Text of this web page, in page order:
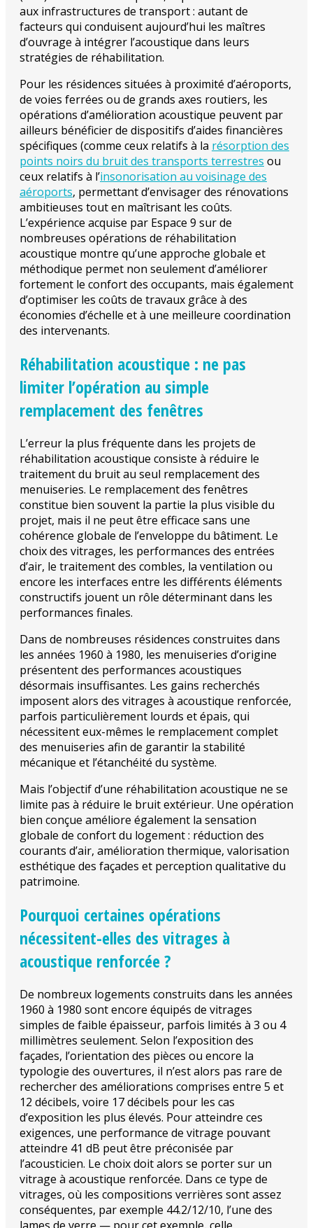
aux infrastructures de transport : autant de
facteurs qui conduisent aujourd’hui les maîtres
d’ouvrage à intégrer l’acoustique dans leurs
stratégies de réhabilitation.
Pour les résidences situées à proximité d’aéroports,
de voies ferrées ou de grands axes routiers, les
opérations d’amélioration acoustique peuvent par
ailleurs bénéficier de dispositifs d’aides financières
spécifiques (comme ceux relatifs à la résorption des
points noirs du bruit des transports terrestres ou
ceux relatifs à l’insonorisation au voisinage des
aéroports, permettant d’envisager des rénovations
ambitieuses tout en maîtrisant les coûts.
L’expérience acquise par Espace 9 sur de
nombreuses opérations de réhabilitation
acoustique montre qu’une approche globale et
méthodique permet non seulement d’améliorer
fortement le confort des occupants, mais également
d’optimiser les coûts de travaux grâce à des
économies d’échelle et à une meilleure coordination
des intervenants.
Réhabilitation acoustique : ne pas
limiter l’opération au simple
remplacement des fenêtres
L’erreur la plus fréquente dans les projets de
réhabilitation acoustique consiste à réduire le
traitement du bruit au seul remplacement des
menuiseries. Le remplacement des fenêtres
constitue bien souvent la partie la plus visible du
projet, mais il ne peut être efficace sans une
cohérence globale de l’enveloppe du bâtiment. Le
choix des vitrages, les performances des entrées
d’air, le traitement des combles, la ventilation ou
encore les interfaces entre les différents éléments
constructifs jouent un rôle déterminant dans les
performances finales.
Dans de nombreuses résidences construites dans
les années 1960 à 1980, les menuiseries d’origine
présentent des performances acoustiques
désormais insuffisantes. Les gains recherchés
imposent alors des vitrages à acoustique renforcée,
parfois particulièrement lourds et épais, qui
nécessitent eux-mêmes le remplacement complet
des menuiseries afin de garantir la stabilité
mécanique et l’étanchéité du système.
Mais l’objectif d’une réhabilitation acoustique ne se
limite pas à réduire le bruit extérieur. Une opération
bien conçue améliore également la sensation
globale de confort du logement : réduction des
courants d’air, amélioration thermique, valorisation
esthétique des façades et perception qualitative du
patrimoine.
Pourquoi certaines opérations
nécessitent-elles des vitrages à
acoustique renforcée ?
De nombreux logements construits dans les années
1960 à 1980 sont encore équipés de vitrages
simples de faible épaisseur, parfois limités à 3 ou 4
millimètres seulement. Selon l’exposition des
façades, l’orientation des pièces ou encore la
typologie des ouvertures, il n’est alors pas rare de
rechercher des améliorations comprises entre 5 et
12 décibels, voire 17 décibels pour les cas
d’exposition les plus élevés. Pour atteindre ces
exigences, une performance de vitrage pouvant
atteindre 41 dB peut être préconisée par
l’acousticien. Le choix doit alors se porter sur un
vitrage à acoustique renforcée. Dans ce type de
vitrages, où les compositions verrières sont assez
conséquentes, par exemple 44.2/12/10, l’une des
lames de verre — pour cet exemple, celle